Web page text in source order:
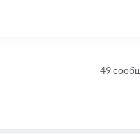
49